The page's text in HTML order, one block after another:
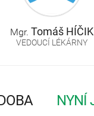
Mgr. Tomáš HÍČIK
VEDOUCÍ LÉKÁRNY